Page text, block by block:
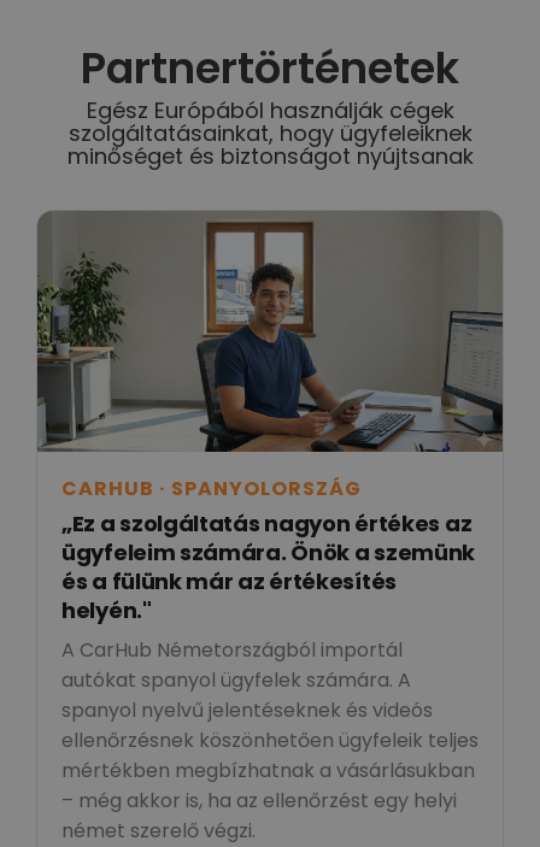
Partnertörténetek
Egész Európából használják cégek
szolgáltatásainkat, hogy ügyfeleiknek
minőséget és biztonságot nyújtsanak
CARHUB · SPANYOLORSZÁG
„Ez a szolgáltatás nagyon értékes az
ügyfeleim számára. Önök a szemünk
és a fülünk már az értékesítés
helyén."
A CarHub Németországból importál
autókat spanyol ügyfelek számára. A
spanyol nyelvű jelentéseknek és videós
ellenőrzésnek köszönhetően ügyfeleik teljes
mértékben megbízhatnak a vásárlásukban
– még akkor is, ha az ellenőrzést egy helyi
német szerelő végzi.